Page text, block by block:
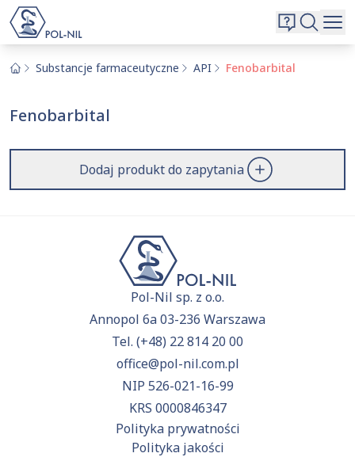
Kontakt
Substancje farmaceutyczne API Fenobarbital
Fenobarbital
Dodaj produkt do zapytania
Pol-Nil sp. z o.o.
Annopol 6a 03-236 Warszawa
Tel. (+48) 22 814 20 00
office@pol-nil.com.pl
NIP 526-021-16-99
KRS 0000846347
Polityka prywatności
Polityka jakości
Wybrane surowce i substancje
Przejdź doofertyi dodaj surowce, o których chcesz
dowiedzieć się więcej.
Wyszukiwarka
Szukaj